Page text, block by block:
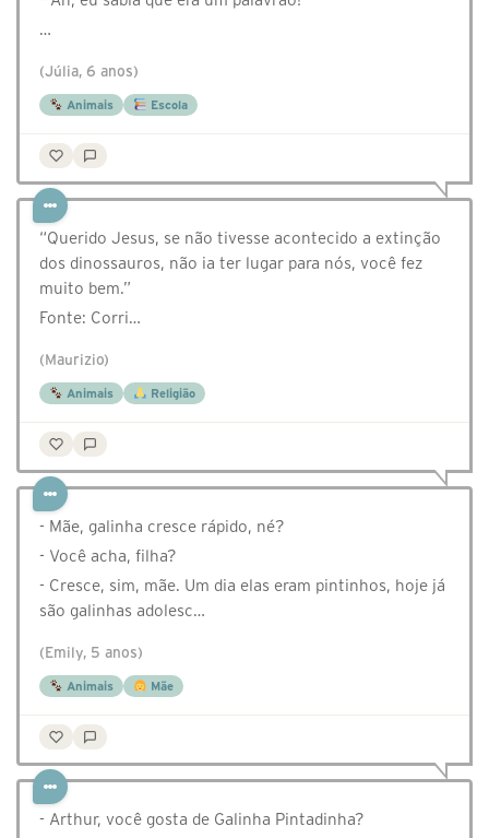
…
(Júlia, 6 anos)
Animais Escola
“Querido Jesus, se não tivesse acontecido a extinção
dos dinossauros, não ia ter lugar para nós, você fez
muito bem.”
Fonte: Corri…
(Maurizio)
Animais Religião
- Mãe, galinha cresce rápido, né?
- Você acha, filha?
- Cresce, sim, mãe. Um dia elas eram pintinhos, hoje já
são galinhas adolesc…
(Emily, 5 anos)
Animais Mãe
- Arthur, você gosta de Galinha Pintadinha?